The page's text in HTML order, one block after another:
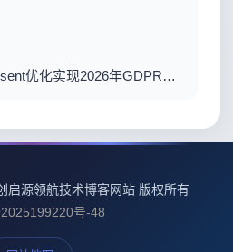
如何通过Cookie Consent优化实现2026年GDPR合规与用户体验双赢
启源领航技术博客网站 版权所有
号-48